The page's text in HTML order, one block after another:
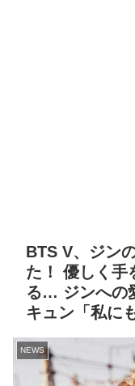
BTS V、ジン
た！ 優しく手
る… ジンへの
キュン「私に
NEWS